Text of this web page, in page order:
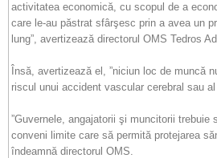
activitatea economică, cu scopul de a
care le-au păstrat sfârşesc prin a avea un
lung”, avertizează directorul OMS Tedros
Însă, avertizează el, ”niciun loc de muncă
riscul unui accident vascular cerebral sau al
”Guvernele, angajatorii şi muncitorii trebuie
conveni limite care să permită protejarea
îndeamnă directorul OMS.